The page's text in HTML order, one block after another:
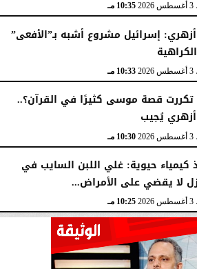
10:35 مـ
إسرائيل مشروع أشبه بـ”الأفعى”
10:33 مـ
تكررت قصة موسى كثيرًا في القرآن؟..
يُجيب
10:30 مـ
كيمياء حيوية: غلي اللبن السايب في
لا يقضي على الأمراض...
10:25 مـ